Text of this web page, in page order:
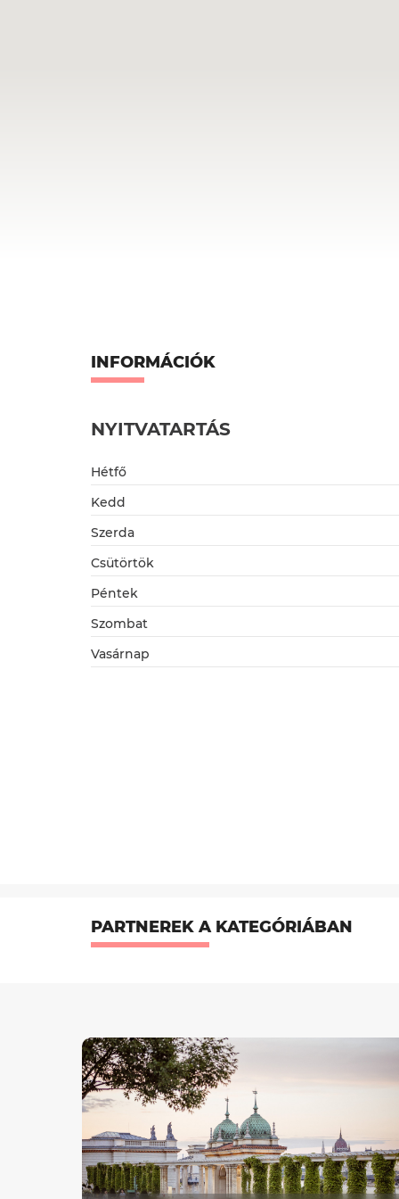
INFORMÁCIÓK
NYITVATARTÁS
Hétfő
Kedd
Szerda
Csütörtök
Péntek
Szombat
Vasárnap
PARTNEREK A KATEGÓRIÁBAN